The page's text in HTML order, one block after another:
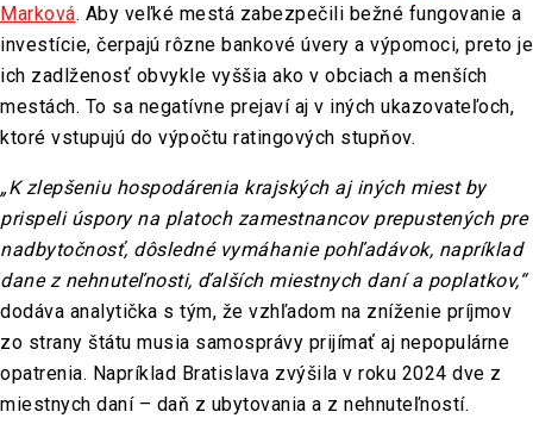
Marková. Aby veľké mestá zabezpečili bežné fungovanie a
investície, čerpajú rôzne bankové úvery a výpomoci, preto je
ich zadlženosť obvykle vyššia ako v obciach a menších
mestách. To sa negatívne prejaví aj v iných ukazovateľoch,
ktoré vstupujú do výpočtu ratingových stupňov.
„K zlepšeniu hospodárenia krajských aj iných miest by
prispeli úspory na platoch zamestnancov prepustených pre
nadbytočnosť, dôsledné vymáhanie pohľadávok, napríklad
dane z nehnuteľnosti, ďalších miestnych daní a poplatkov,“
dodáva analytička s tým, že vzhľadom na zníženie príjmov
zo strany štátu musia samosprávy prijímať aj nepopulárne
opatrenia. Napríklad Bratislava zvýšila v roku 2024 dve z
miestnych daní – daň z ubytovania a z nehnuteľností.